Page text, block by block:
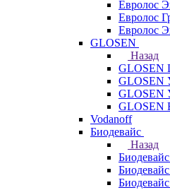
Евролос
Евролос
Евролос
GLOSEN
Назад
GLOSEN
GLOSEN
GLOSEN
GLOSEN
Vodanoff
Биодевайс
Назад